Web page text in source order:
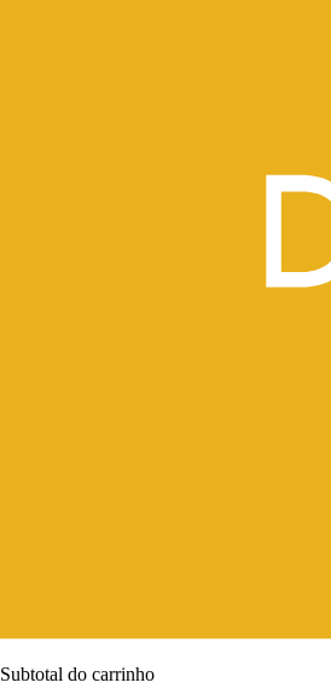
Subtotal do carrinho